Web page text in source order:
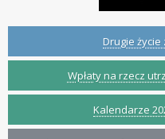
Drugie
Wpłaty na rzecz
Kalendarze